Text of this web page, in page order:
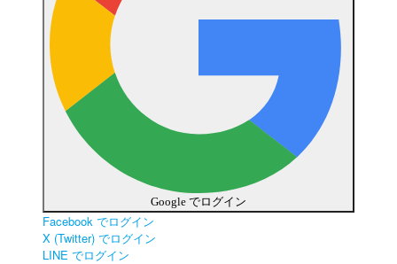
Google でログイン
Facebook でログイン
X (Twitter) でログイン
LINE でログイン